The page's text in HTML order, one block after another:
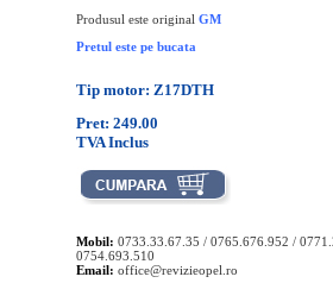
Produsul este original GM
Pretul este pe bucata
Tip motor: Z17DTH
Pret: 249.00
TVA Inclus
Mobil: 0733.33.67.35 / 0765.676.952 /
0754.693.510
Email: office@revizieopel.ro